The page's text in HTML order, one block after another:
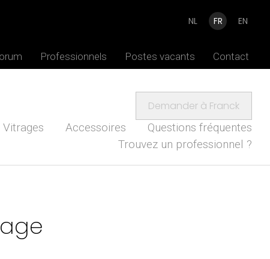
NL FR EN
Professionnels Postes vacants Contact
Demander à Franck
Vitrages Accessoires
Questions fréquentes
Trouvez un professionnel ?